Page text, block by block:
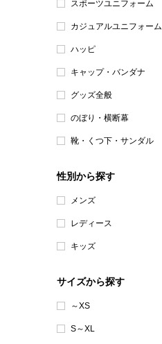
スポーツユニフォーム
カジュアルユニフォーム
ハッピ
キャップ・バンダナ
グッズ全般
のぼり・横断幕
靴・くつ下・サンダル
性別から探す
メンズ
レディース
キッズ
サイズから探す
～XS
S～XL